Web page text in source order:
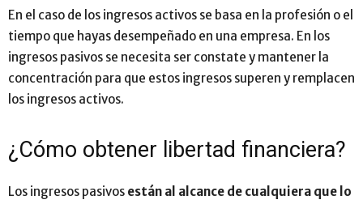
En el caso de los ingresos activos se basa en la profesión o el
tiempo que hayas desempeñado en una empresa. En los
ingresos pasivos se necesita ser constate y mantener la
concentración para que estos ingresos superen y remplacen
los ingresos activos.
¿Cómo obtener libertad financiera?
Los ingresos pasivos están al alcance de cualquiera que lo